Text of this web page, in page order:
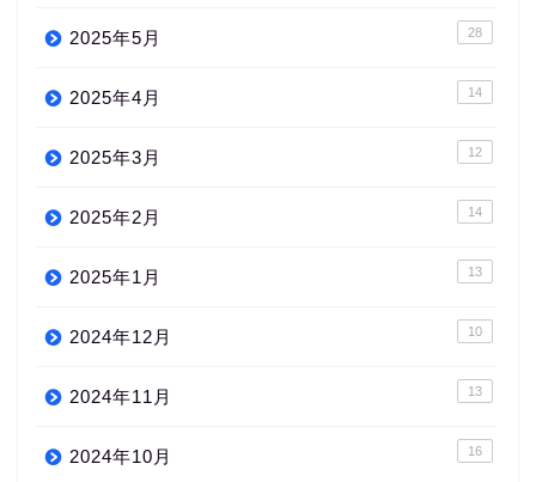
2025年5月 28
2025年4月 14
2025年3月 12
2025年2月 14
2025年1月 13
2024年12月 10
2024年11月 13
2024年10月 16